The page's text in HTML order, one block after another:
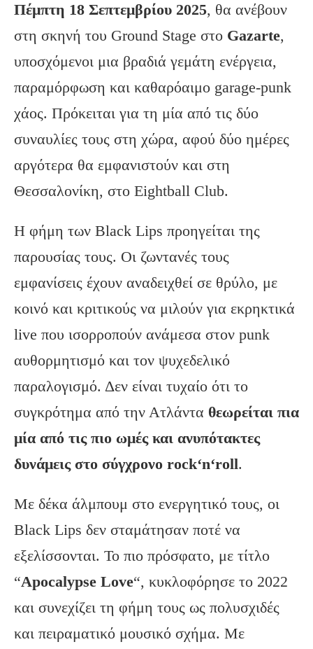
Πέμπτη 18 Σεπτεμβρίου 2025, θα ανέβουν
στη σκηνή του Ground Stage στο Gazarte,
υποσχόμενοι μια βραδιά γεμάτη ενέργεια,
παραμόρφωση και καθαρόαιμο garage-punk
χάος. Πρόκειται για τη μία από τις δύο
συναυλίες τους στη χώρα, αφού δύο ημέρες
αργότερα θα εμφανιστούν και στη
Θεσσαλονίκη, στο Eightball Club.
Η φήμη των Black Lips προηγείται της
παρουσίας τους. Οι ζωντανές τους
εμφανίσεις έχουν αναδειχθεί σε θρύλο, με
κοινό και κριτικούς να μιλούν για εκρηκτικά
live που ισορροπούν ανάμεσα στον punk
αυθορμητισμό και τον ψυχεδελικό
παραλογισμό. Δεν είναι τυχαίο ότι το
συγκρότημα από την Ατλάντα θεωρείται πια
μία από τις πιο ωμές και ανυπότακτες
δυνάμεις στο σύγχρονο rock‘n‘roll.
Με δέκα άλμπουμ στο ενεργητικό τους, οι
Black Lips δεν σταμάτησαν ποτέ να
εξελίσσονται. Το πιο πρόσφατο, με τίτλο
“Apocalypse Love“, κυκλοφόρησε το 2022
και συνεχίζει τη φήμη τους ως πολυσχιδές
και πειραματικό μουσικό σχήμα. Με